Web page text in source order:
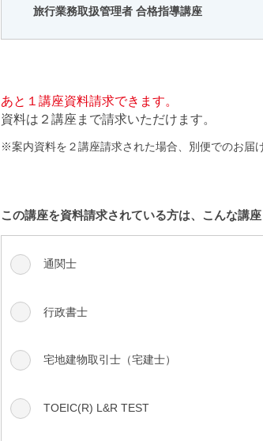
旅行業務取扱管理者 合格指導講座
あと１講座資料請求できます。
資料は２講座まで請求いただけます。
※案内資料を２講座請求された場合、別便でのお届
この講座を資料請求されている方は、こんな講座
通関士
行政書士
宅地建物取引士（宅建士）
TOEIC(R) L&R TEST